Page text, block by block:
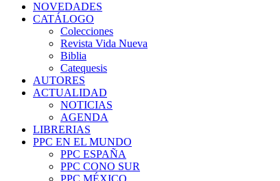
NOVEDADES
CATÁLOGO
Colecciones
Revista Vida Nueva
Biblia
Catequesis
AUTORES
ACTUALIDAD
NOTICIAS
AGENDA
LIBRERIAS
PPC EN EL MUNDO
PPC ESPAÑA
PPC CONO SUR
PPC MÉXICO